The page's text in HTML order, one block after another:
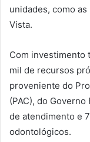
unidades, como
Vista.
Com investimento
mil de recursos
proveniente do
(PAC), do
de atendimento e
odontológicos.